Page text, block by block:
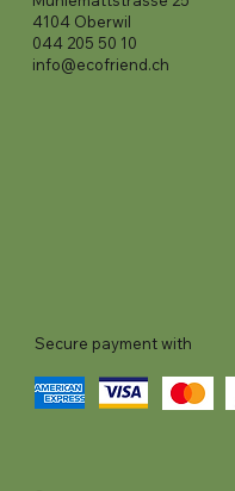
4104 Oberwil
044 205 50 10
info@ecofriend.ch
Secure payment with